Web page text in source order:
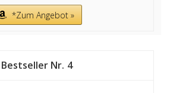
*Zum Angebot »
4